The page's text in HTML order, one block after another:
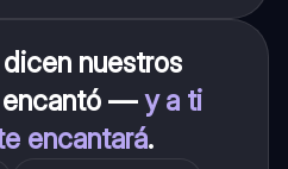
nuestros
encantó —y a ti
encantará.